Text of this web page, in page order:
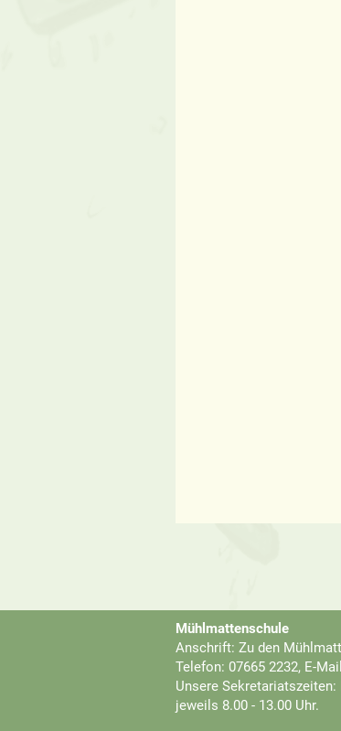
Mühlmattenschule
Anschrift: Zu den
Telefon: 07665 2232, E-
Unsere
jeweils 8.00 - 13.00 Uhr.